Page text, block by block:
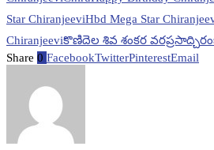
Star ChiranjeeviHbd Mega Star
Chiranjeeviకొణిదెల శివ శంకర వరప్రసాద్
Share 0 FacebookTwitterPinterestEmail